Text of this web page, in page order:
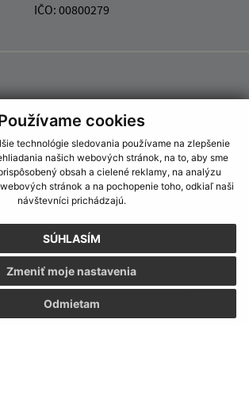
cookies
technológie sledovania používame na zlepšenie
našich webových stránok, na to, aby sme
obsah a cielené reklamy, na analýzu
stránok a na pochopenie toho, odkiaľ naši
návštevníci prichádzajú.
SÚHLASÍM
Odmietam
Zmeniť moje nastavenia
IČO: 00800279
Informácie o stránke: